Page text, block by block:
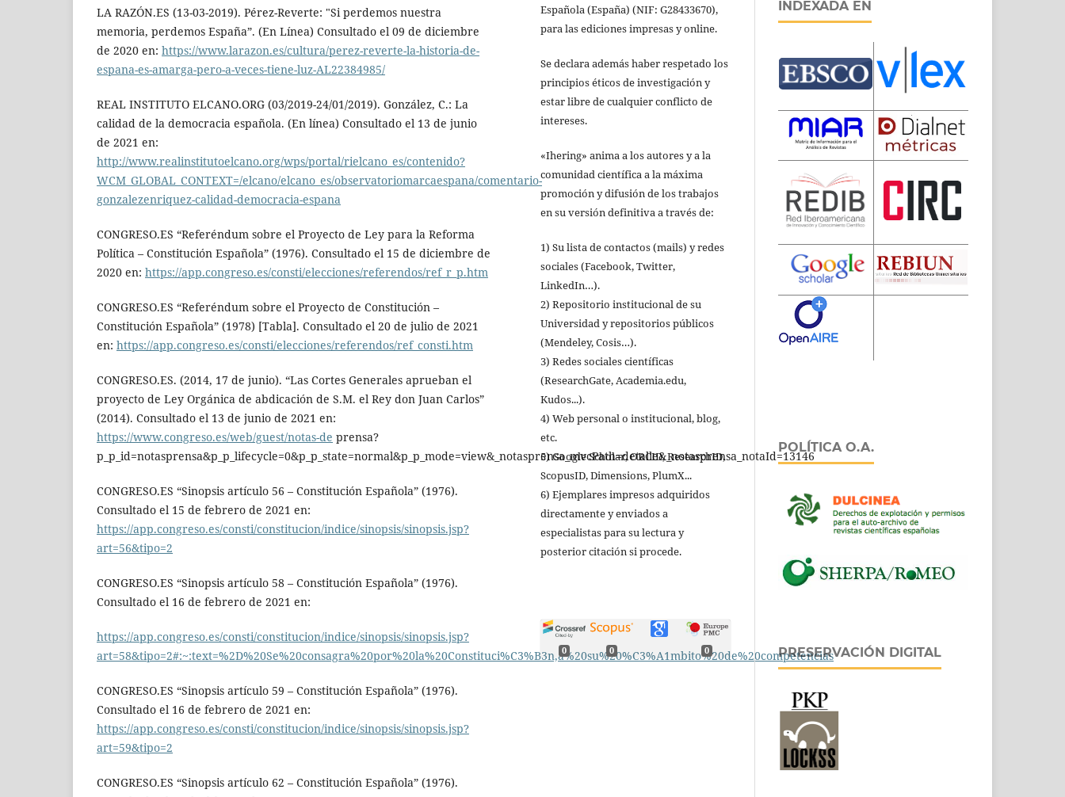
LA RAZÓN.ES (13-03-2019). Pérez-Reverte: "Si perdemos nuestra
memoria, perdemos España”. (En Línea) Consultado el 09 de diciembre
de 2020 en: https://www.larazon.es/cultura/perez-reverte-la-historia-de-
espana-es-amarga-pero-a-veces-tiene-luz-AL22384985/
REAL INSTITUTO ELCANO.ORG (03/2019-24/01/2019). González, C.: La
calidad de la democracia española. (En línea) Consultado el 13 de junio
de 2021 en:
http://www.realinstitutoelcano.org/wps/portal/rielcano_es/contenido?
WCM_GLOBAL_CONTEXT=/elcano/elcano_es/observatoriomarcaespana/comentario-
gonzalezenriquez-calidad-democracia-espana
CONGRESO.ES “Referéndum sobre el Proyecto de Ley para la Reforma
Política – Constitución Española” (1976). Consultado el 15 de diciembre de
2020 en: https://app.congreso.es/consti/elecciones/referendos/ref_r_p.htm
CONGRESO.ES “Referéndum sobre el Proyecto de Constitución –
Constitución Española” (1978) [Tabla]. Consultado el 20 de julio de 2021
en: https://app.congreso.es/consti/elecciones/referendos/ref_consti.htm
CONGRESO.ES. (2014, 17 de junio). “Las Cortes Generales aprueban el
proyecto de Ley Orgánica de abdicación de S.M. el Rey don Juan Carlos”
(2014). Consultado el 13 de junio de 2021 en:
https://www.congreso.es/web/guest/notas-de prensa?
p_p_id=notasprensa&p_p_lifecycle=0&p_p_state=normal&p_p_mode=view&_notasprensa_mvcPath=detalle&_notasprensa_notaId=13146
CONGRESO.ES “Sinopsis artículo 56 – Constitución Española” (1976).
Consultado el 15 de febrero de 2021 en:
https://app.congreso.es/consti/constitucion/indice/sinopsis/sinopsis.jsp?
art=56&tipo=2
CONGRESO.ES “Sinopsis artículo 58 – Constitución Española” (1976).
Consultado el 16 de febrero de 2021 en:
https://app.congreso.es/consti/constitucion/indice/sinopsis/sinopsis.jsp?
art=58&tipo=2#:~:text=%2D%20Se%20consagra%20por%20la%20Constituci%C3%B3n,a%20su%20%C3%A1mbito%20de%20competencias
CONGRESO.ES “Sinopsis artículo 59 – Constitución Española” (1976).
Consultado el 16 de febrero de 2021 en:
https://app.congreso.es/consti/constitucion/indice/sinopsis/sinopsis.jsp?
art=59&tipo=2
CONGRESO.ES “Sinopsis artículo 62 – Constitución Española” (1976).
Española (España) (NIF: G28433670),
para las edi­ciones impresas y online.
Se declara además haber respetado los
principios éticos de investigación y
estar libre de cualquier conflicto de
intereses.
«Ihering» anima a los autores y a la
comunidad científica a la máxima
promoción y difusión de los trabajos
en su versión definitiva a través de:
1) Su lista de contactos (mails) y redes
sociales (Facebook, Twitter,
LinkedIn…).
2) Repositorio institucional de su
Universidad y repositorios públicos
(Mendeley, Cosis…).
3) Redes sociales científicas
(ResearchGate, Academia.edu,
Kudos...).
4) Web personal o institucional, blog,
etc.
5) Google Scholar, ORCID, ResearchID,
ScopusID, Dimensions, PlumX...
6) Ejemplares impresos adquiridos
directamente y enviados a
especialistas para su lectura y
posterior citación si procede.
0 0 0
INDEXADA EN
POLÍTICA O.A.
PRESERVACIÓN DIGITAL